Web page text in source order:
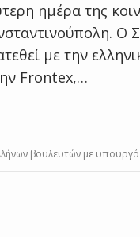
ημέρα της
Ο
με την
Frontex,…
βουλευτών με